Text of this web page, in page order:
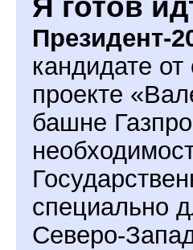
Я готов
Президент-
кандидате
проекте
башне
специально
Северо-